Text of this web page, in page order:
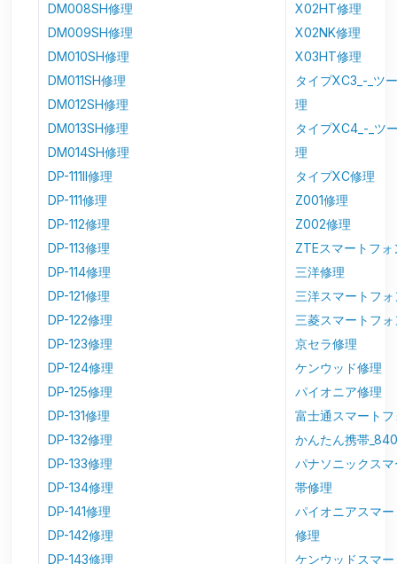
DM008SH修理
DM009SH修理
DM010SH修理
DM011SH修理
DM012SH修理
DM013SH修理
DM014SH修理
DP-111II修理
DP-111修理
DP-112修理
DP-113修理
DP-114修理
DP-121修理
DP-122修理
DP-123修理
DP-124修理
DP-125修理
DP-131修理
DP-132修理
DP-133修理
DP-134修理
DP-141修理
DP-142修理
DP-143修理
X02HT修理
X02NK修理
X03HT修理
タイプXC3_-_ツ
理
タイプXC4_-_ツ
理
タイプXC修理
Z001修理
Z002修理
ZTEスマートフ
三洋修理
三洋スマートフ
三菱スマートフ
京セラ修理
ケンウッド修理
パイオニア修理
富士通スマート
かんたん携帯
パナソニックス
帯修理
パイオニアスマ
修理
ケンウッドスマ